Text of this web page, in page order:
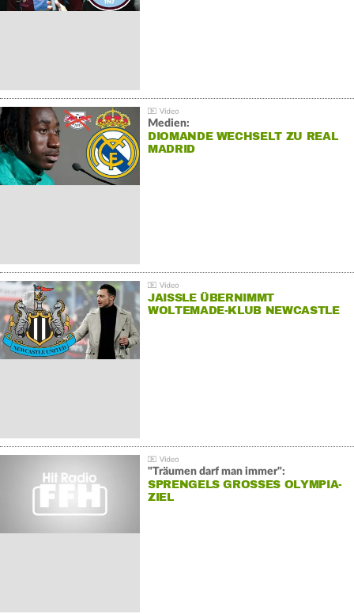
Medien:
DIOMANDE WECHSELT ZU REAL
MADRID
JAISSLE ÜBERNIMMT
WOLTEMADE-KLUB NEWCASTLE
"Träumen darf man immer":
SPRENGELS GROSSES OLYMPIA-Z
IEL